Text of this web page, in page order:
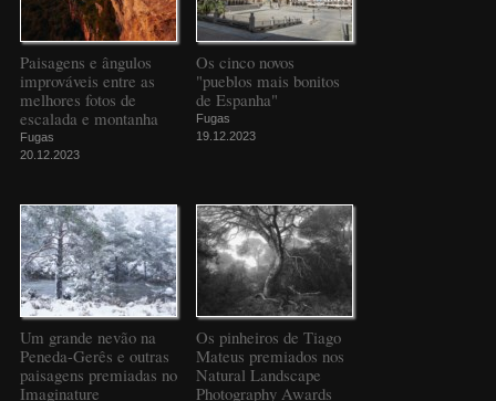
Paisagens e ângulos
improváveis entre as
melhores fotos de
escalada e montanha
Fugas
20.12.2023
Os cinco novos
"pueblos mais bonitos
de Espanha"
Fugas
19.12.2023
Um grande nevão na
Peneda-Gerês e outras
paisagens premiadas no
Imaginature
Os pinheiros de Tiago
Mateus premiados nos
Natural Landscape
Photography Awards